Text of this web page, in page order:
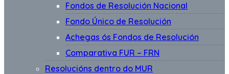
Fondos de Resolución Nacional
Fondo Único de Resolución
Achegas ós Fondos de Resolución
Comparativa FUR – FRN
Resolucións dentro do MUR